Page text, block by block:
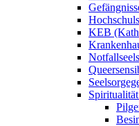
KEB
Spiritualität